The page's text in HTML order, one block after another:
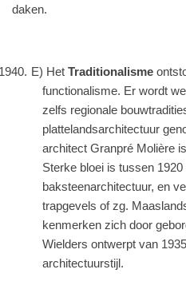
daken.
E) Het Traditionalisme
functionalisme. Er wordt
zelfs regionale
plattelandsarchitectuur
architect Granpré Molière
Sterke bloei is tussen
baksteenarchitectuur, en
trapgevels of zg.
kenmerken zich door
Wielders ontwerpt van
architectuurstijl.